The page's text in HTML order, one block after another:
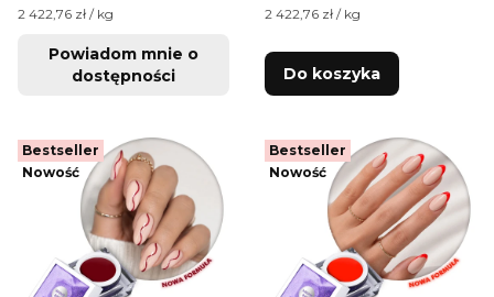
Cena jednostkowa netto
2 422,76 zł / kg
Powiadom mnie o
dostępności
free 5g
Cena jednostkowa netto
2 422,76 zł / kg
Do koszyka
Bestseller
Nowość
Bestseller
Nowość